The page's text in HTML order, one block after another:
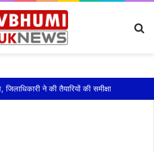
का निरीक्षण